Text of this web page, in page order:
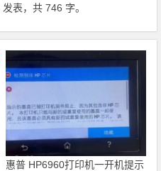
发表，共 746 字。
惠普 HP6960打印机一开机提示